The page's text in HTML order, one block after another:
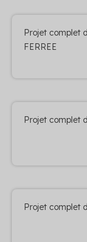
Projet complet
FERREE
Projet complet
Projet complet